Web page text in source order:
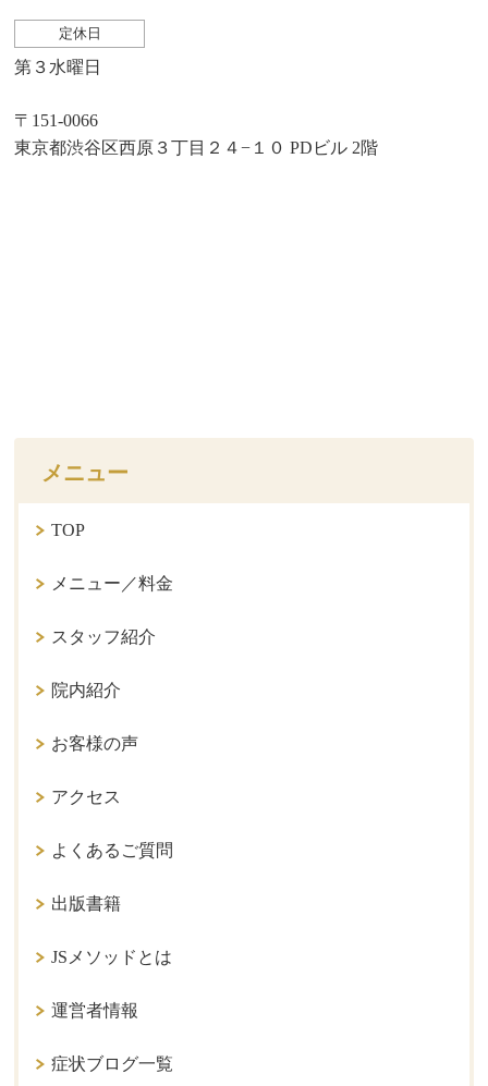
定休日
第３水曜日
〒151-0066
東京都渋谷区西原３丁目２４−１０ PDビル 2階
メニュー
TOP
メニュー／料金
スタッフ紹介
院内紹介
お客様の声
アクセス
よくあるご質問
出版書籍
JSメソッドとは
運営者情報
症状ブログ一覧